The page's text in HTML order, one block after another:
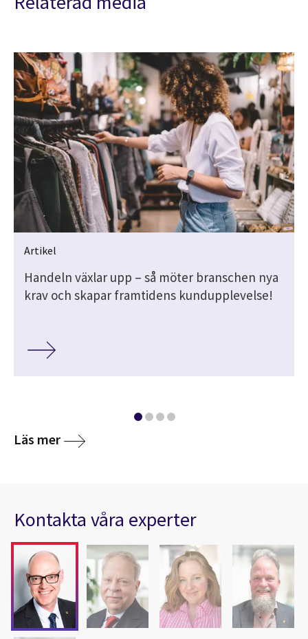
Artikel
Handeln växlar upp – så möter branschen nya
krav och skapar framtidens kundupplevelse!
Läs mer
Kontakta våra experter